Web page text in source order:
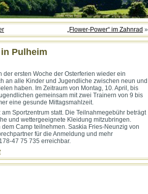
„Flower-Power“ im Zahnrad »
Pulheim
ersten Woche der Osterferien wieder ein
an alle Kinder und Jugendliche zwischen neun und
haben. Im Zeitraum von Montag, 10. April, bis
gemeinsam mit zwei Trainern von 9 bis
eine gesunde Mittagsmahlzeit.
Sportzentrum statt. Die Teilnahmegebühr beträgt
und wettergeeignete Kleidung mitzubringen.
Camp teilnehmen. Saskia Fries-Neunzig von
für die Anmeldung und mehr
47 75 735 erreichbar.